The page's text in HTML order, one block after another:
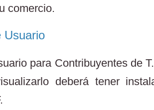
comercio.
para Contribuyentes de
deberá tener